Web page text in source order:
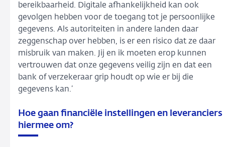
bereikbaarheid. Digitale afhankelijkheid kan ook
gevolgen hebben voor de toegang tot je persoonlijke
gegevens. Als autoriteiten in andere landen daar
zeggenschap over hebben, is er een risico dat ze daar
misbruik van maken. Jij en ik moeten erop kunnen
vertrouwen dat onze gegevens veilig zijn en dat een
bank of verzekeraar grip houdt op wie er bij die
gegevens kan.’
Hoe gaan financiële instellingen en leveranciers
hiermee om?